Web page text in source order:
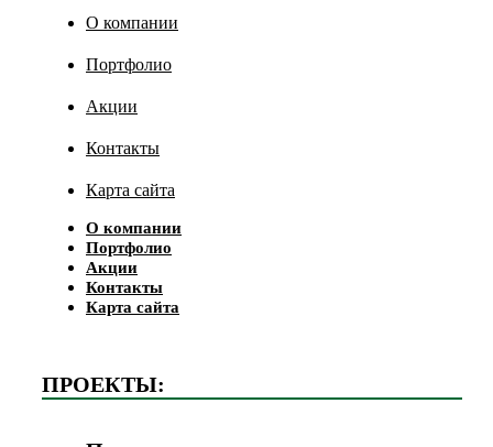
О компании
Портфолио
Акции
Контакты
Карта сайта
О компании
Портфолио
Акции
Контакты
Карта сайта
ПРОЕКТЫ: